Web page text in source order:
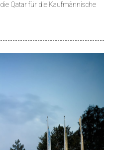
Qatar für die Kaufmännische